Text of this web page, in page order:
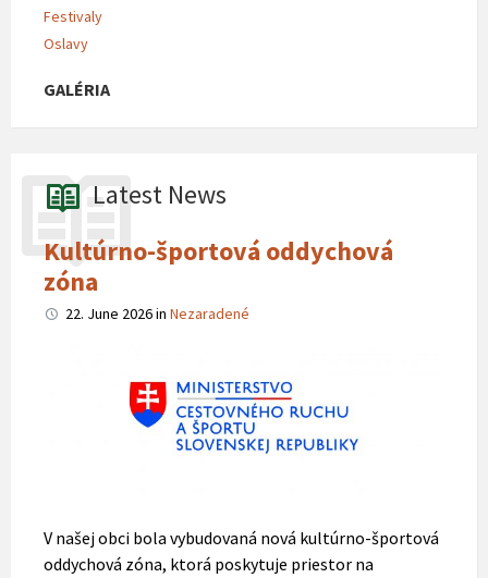
Festivaly
Oslavy
GALÉRIA
Latest News
Kultúrno-športová oddychová
zóna
22. June 2026in Nezaradené
V našej obci bola vybudovaná nová kultúrno-športová
oddychová zóna, ktorá poskytuje priestor na